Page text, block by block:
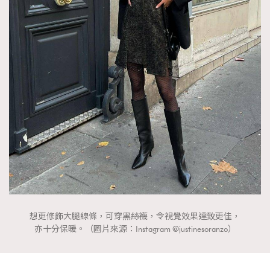
想更修飾大腿線條，可穿黑絲襪，令視覺效果達致更佳，
亦十分保暖。（圖片來源：Instagram @justinesoranzo）